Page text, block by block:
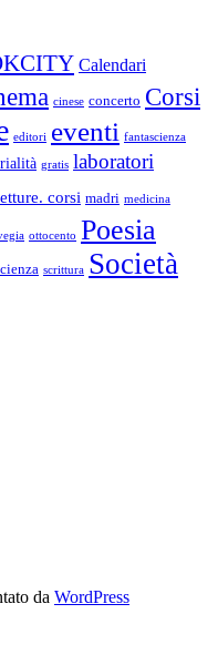
Calendari
cinese concerto Corsi
editori eventi fantascienza
gratis laboratori
corsi madri medicina
ottocento Poesia
scrittura Società
da WordPress